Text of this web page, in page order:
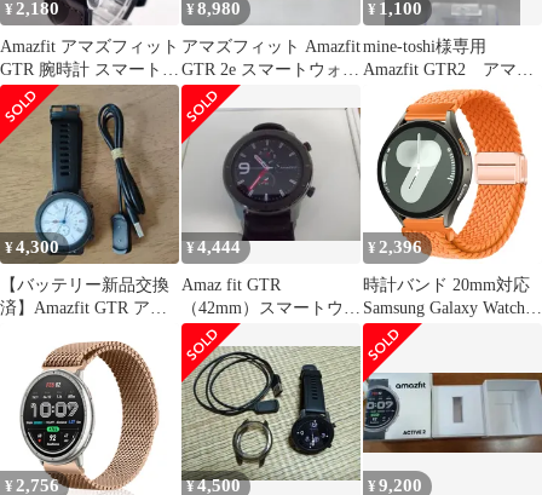
¥2,180
Amazfit アマズフィット
GTR 腕時計 スマートウ
ォッチ 液晶 ブラウン
¥8,980
アマズフィット Amazfit
GTR 2e スマートウォッ
チ グレー
¥ 1,100
mine-toshi様専用
Amazfit GTR2 アマズ
フィット
¥4,300
【バッテリー新品交換
済】Amazfit GTR アマ
¥4,444
Amaz fit GTR
（42mm）スマートウォ
ッチ
¥ 2,396
時計バンド 20mm対応
Samsung Galaxy Watch
7/6/5/4/FE 40mm
44mm、腕時計ベルト
20mm調整可能対応
Amazfit Active2/GTR
Mini/GTS 4/3、対応
Huawei Watch GT3/GT
...
¥ 2,756 ¥4,500 ¥9,200